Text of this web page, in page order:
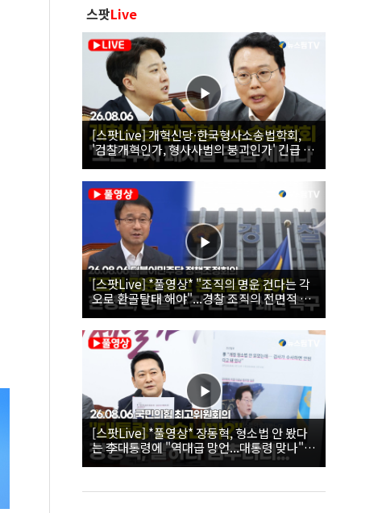
스팟Live
[스팟Live] 개혁신당·한국형사소송법학회,
'검찰개혁인가, 형사사법의 붕괴인가' 긴급 세
미나｜26.08.06
[스팟Live] *풀영상* "조직의 명운 건다는 각
오로 환골탈태 해야"...경찰 조직의 전면적 쇄
신 촉구한 한병도 | 26.08.06 더불어민주당 정
책조정회의
[스팟Live] *풀영상* 장동혁, 형소법 안 봤다
는 李대통령에 "역대급 망언...대통령 맞나"｜
26.08.06 국민의힘 최고위원회의